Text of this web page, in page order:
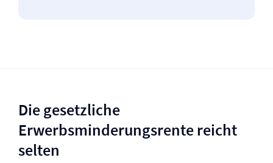
Die gesetzliche
Erwerbsminderungs­rente reicht
selten